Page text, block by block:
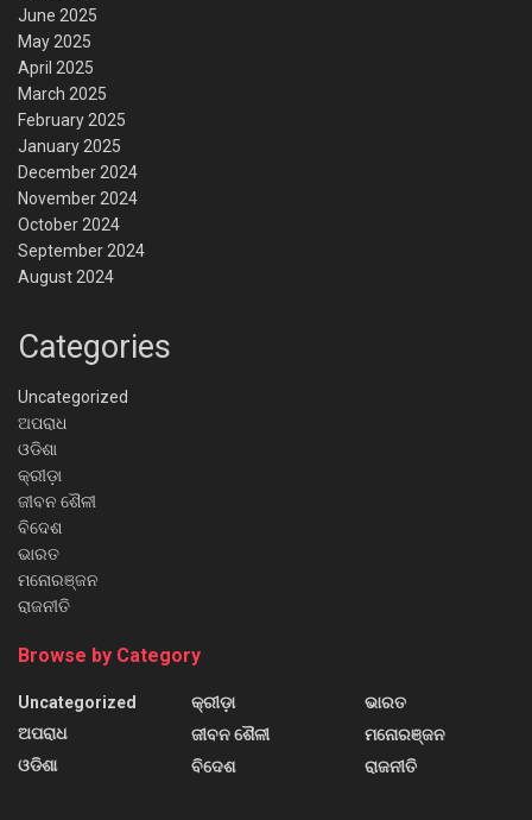
June 2025
May 2025
April 2025
March 2025
February 2025
January 2025
December 2024
November 2024
October 2024
September 2024
August 2024
Categories
Uncategorized
ଅପରାଧ
ଓଡିଶା
କ୍ରୀଡ଼ା
ଜୀବନ ଶୈଳୀ
ବିଦେଶ
ଭାରତ
ମନୋରଞ୍ଜନ
ରାଜନୀତି
Browse by Category
Uncategorized
ଅପରାଧ
ଓଡିଶା
କ୍ରୀଡ଼ା
ଜୀବନ ଶୈଳୀ
ବିଦେଶ
ଭାରତ
ମନୋରଞ୍ଜନ
ରାଜନୀତି